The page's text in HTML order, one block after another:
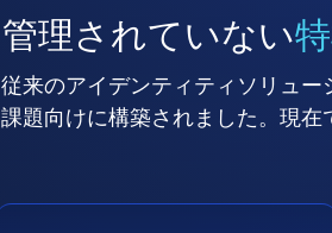
管理されていない特
従来のアイデンティティソリュ
課題向けに構築されました。現